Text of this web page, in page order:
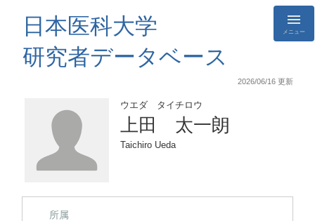
日本医科大学
研究者データベース
メニュー
2026/06/16 更新
ウエダ タイチロウ
上田 太一朗
Taichiro Ueda
所属